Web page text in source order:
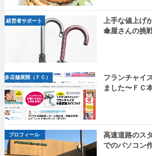
経営者サポート
上手な値上げ
傘屋さんの挑
多店舗展開（ＦＣ）
フランチャイ
ました〜ＦＣ
プロフィール
高速道路のス
でのパソコン